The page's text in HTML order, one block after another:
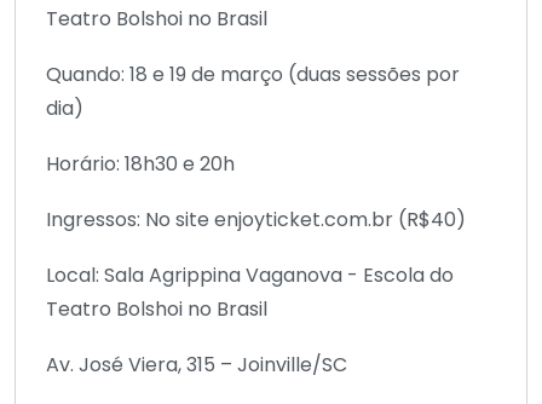
Teatro Bolshoi no Brasil
Quando: 18 e 19 de março (duas sessões por
dia)
Horário: 18h30 e 20h
Ingressos: No site enjoyticket.com.br (R$40)
Local: Sala Agrippina Vaganova - Escola do
Teatro Bolshoi no Brasil
Av. José Viera, 315 – Joinville/SC